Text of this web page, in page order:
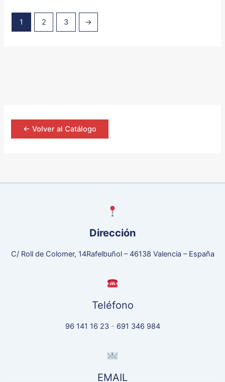
<- Volver al Catálogo
1 2 3 →
Dirección
C/ Roll de Colomer, 14Rafelbuñol – 46138 Valencia – España
Teléfono
96 141 16 23- 691 346 984
EMAIL